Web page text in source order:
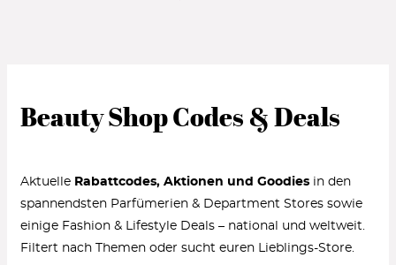
Beauty Shop Codes & Deals
Aktuelle Rabattcodes, Aktionen und Goodies in den
spannendsten Parfümerien & Department Stores sowie
einige Fashion & Lifestyle Deals – national und weltweit.
Filtert nach Themen oder sucht euren Lieblings-Store.